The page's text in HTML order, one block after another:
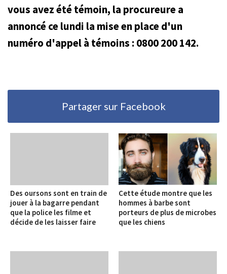
vous avez été témoin, la procureure a
annoncé ce lundi la mise en place d'un
numéro d'appel à témoins : 0800 200 142.
Partager sur Facebook
Des oursons sont en train de
jouer à la bagarre pendant
que la police les filme et
décide de les laisser faire
Cette étude montre que les
hommes à barbe sont
porteurs de plus de microbes
que les chiens